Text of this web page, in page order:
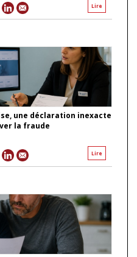
Lire
une déclaration inexacte
la fraude
Lire